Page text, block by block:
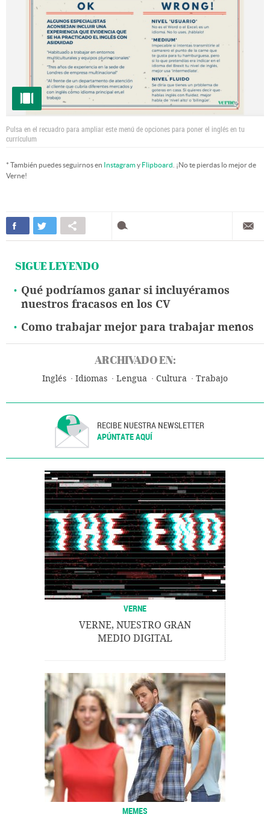
Pulsa en el recuadro para ampliar este menú de opciones para poner el inglés en tu
currículum
* También puedes seguirnos en Instagramy Flipboard . ¡No te pierdas lo mejor de
Verne!
SIGUE LEYENDO
Qué podríamos ganar si incluyéramos
nuestros fracasos en los CV
Como trabajar mejor para trabajar menos
ARCHIVADO EN:
Inglés Idiomas Lengua Cultura Trabajo
RECIBE NUESTRA NEWSLETTER
APÚNTATE AQUÍ
VERNE
VERNE, NUESTRO GRAN
MEDIO DIGITAL
MEMES